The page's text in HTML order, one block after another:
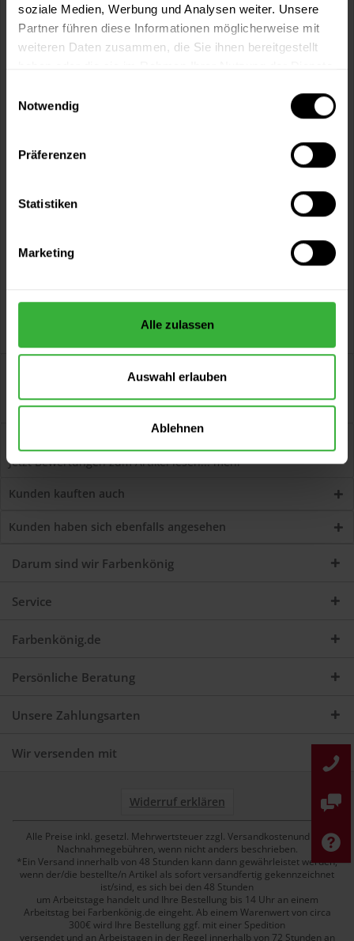
soziale Medien, Werbung und Analysen weiter. Unsere
Partner führen diese Informationen möglicherweise mit
weiteren Daten zusammen, die Sie ihnen bereitgestellt
Notwendig
Präferenzen
Statistiken
Marketing
Alle zulassen
Auswahl erlauben
Ablehnen
Merken Fragen zum Artikel?
Artikel-Nr.: SI0031WEISS
Persönliche Beratung unter
Alkydharzlack für Fenster und Außenholzwerk....mehr
Jetzt Bewertungen zum Artikel lesen...mehr
Kunden kauften auch
Kunden haben sich ebenfalls angesehen
Darum sind wir Farbenkönig
Service
Farbenkönig.de
Persönliche Beratung
Unsere Zahlungsarten
Wir versenden mit
Widerruf erklären
Alle Preise inkl. gesetzl. Mehrwertsteuer zzgl. Versandkostenund ggf.
Nachnahmegebühren, wenn nicht anders beschrieben.
*Ein Versand innerhalb von 48 Stunden kann dann gewährleistet werden,
wenn der/die bestellte/n Artikel als sofort versandfertig gekennzeichnet
ist/sind, es sich bei den 48 Stunden
um Arbeitstage handelt und Ihre Bestellung bis 14 Uhr an einem
Arbeitstag bei Farbenkönig.de eingeht. Ab einem Warenwert von circa
300€ wird Ihre Bestellung ggf. mit einer Spedition
versendet und an Arbeistagen in der Regel innerhalb von 72 Stunden an